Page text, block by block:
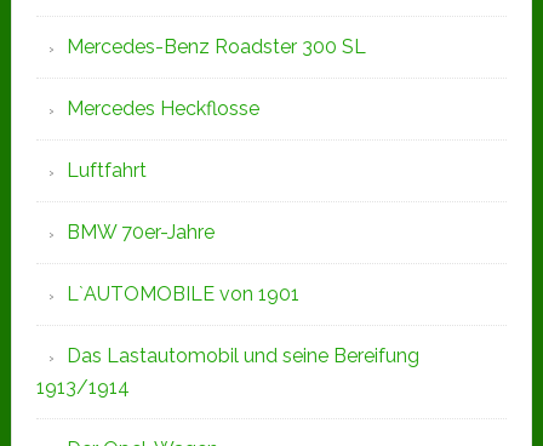
Mercedes-Benz Roadster 300 SL
Mercedes Heckflosse
Luftfahrt
BMW 70er-Jahre
L`AUTOMOBILE von 1901
Das Lastautomobil und seine Bereifung
1913/1914